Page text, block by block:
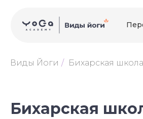
Перейти к курсам
Виды Йоги / Бихарская
Бихарская